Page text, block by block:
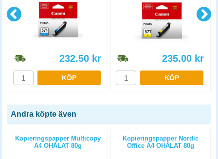
232.50 kr
KÖP
235.00 kr
KÖP
Andra köpte även
Kopieringspapper Multicopy
A4 OHÅLAT 80g
Kopieringspapper Nordic
Office A4 OHÅLAT 80g